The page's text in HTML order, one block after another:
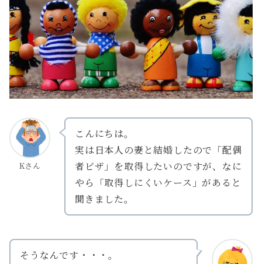
Kさん
こんにちは。
実は日本人の妻と結婚したので「配偶
者ビザ」を取得したいのですが、なに
やら「取得しにくいケース」があると
聞きました。
そうなんです・・・。